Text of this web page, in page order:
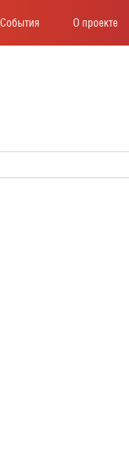
События О проекте